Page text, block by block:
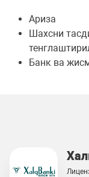
Ариза
Шахсни
Банк ва